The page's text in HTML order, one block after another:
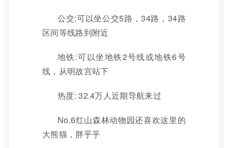
公交:可以坐公交5路，34路，34路
区间等线路到附近
地铁:可以坐地铁2号线或地铁6号
线，从明故宫站下
热度: 32.4万人近期导航来过
No.6红山森林动物园还喜欢这里的
大熊猫，胖乎乎